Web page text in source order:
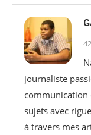
journaliste
communication
sujets avec
à travers mes